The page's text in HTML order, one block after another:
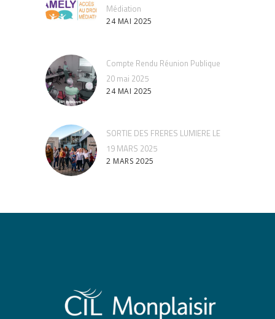
Médiation
24 MAI 2025
Compte Rendu Réunion Publique
20 mai 2025
24 MAI 2025
SORTIE DES FRERES LUMIERE LE
19 MARS 2025
2 MARS 2025